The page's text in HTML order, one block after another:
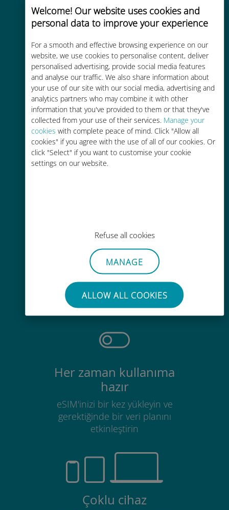
Welcome! Our website uses cookies and
personal data to improve your experience
For a smooth and effective browsing experience on our
website, we use cookies to personalise content, deliver
personalised advertising, provide social media features
and analyse our traffic. We also share information about
your use of our site with our social media, advertising and
analytics partners who may combine it with other
information that you've provided to them or that they've
collected from your use of their services. Manage your
cookies with complete peace of mind. Click "Allow all
cookies" if you agree with the use of all of our cookies. Or
click "Select" if you want to customise your cookie
settings on our website.
Refuse all cookies
MANAGE
ALLOW ALL COOKIES
Uygun maliyetli
Mevcut operatörünüzle dolaşım
ücretlerinden %90'a kadar daha
ucuz
Kolay doldurma
Zahmetsiz
Mevcut SIM kartınızı çıkarmanıza
gerek yok
Her zaman kullanıma
hazır
eSIM'inizi bir kez yükleyin ve
gerektiğinde bir veri planını
etkinleştirin
Çoklu cihaz